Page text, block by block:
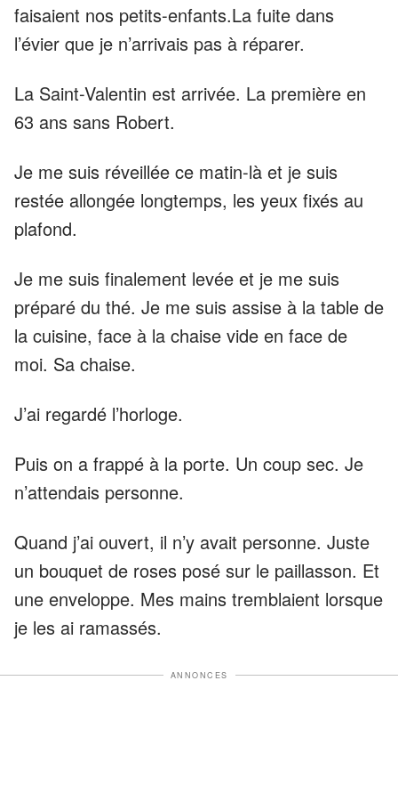
faisaient nos petits-enfants.La fuite dans
l’évier que je n’arrivais pas à réparer.
La Saint-Valentin est arrivée. La première en
63 ans sans Robert.
Je me suis réveillée ce matin-là et je suis
restée allongée longtemps, les yeux fixés au
plafond.
Je me suis finalement levée et je me suis
préparé du thé. Je me suis assise à la table de
la cuisine, face à la chaise vide en face de
moi. Sa chaise.
J’ai regardé l’horloge.
Puis on a frappé à la porte. Un coup sec. Je
n’attendais personne.
Quand j’ai ouvert, il n’y avait personne. Juste
un bouquet de roses posé sur le paillasson. Et
une enveloppe. Mes mains tremblaient lorsque
je les ai ramassés.
ANNONCES